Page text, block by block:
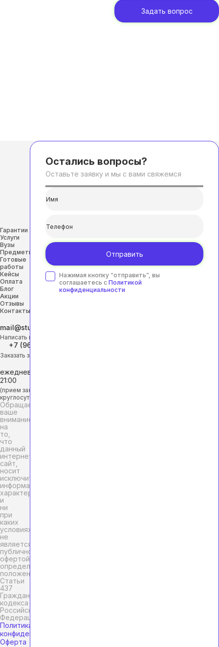
Задать вопрос
Гарантии
Услуги
Вузы
Предметы
Готовые
работы
Кейсы
Оплата
Блог
Акции
Отзывы
Контакты
mail@studhelp-online.ru
Написать на почту
+7 (968) 453-29-88
Заказать звонок
ежедневно с 9:00 до
21:00
(прием заявок
круглосуточно)
Обращаем
ваше
внимание
на
то,
что
данный
интернет-
сайт,
носит
исключительно
информационный
характер
и
ни
при
каких
условиях
не
является
публичной
офертой,
определяемой
положениями
Статьи
437
Гражданского
кодекса
Российской
Федерации.
Политика
конфиденциальности
Оферта
Остались вопросы?
Оставьте заявку и мы с вами свяжемся
Отправить
Нажимая кнопку “отправить”, вы
соглашаетесь с Политикой
конфиденциальности